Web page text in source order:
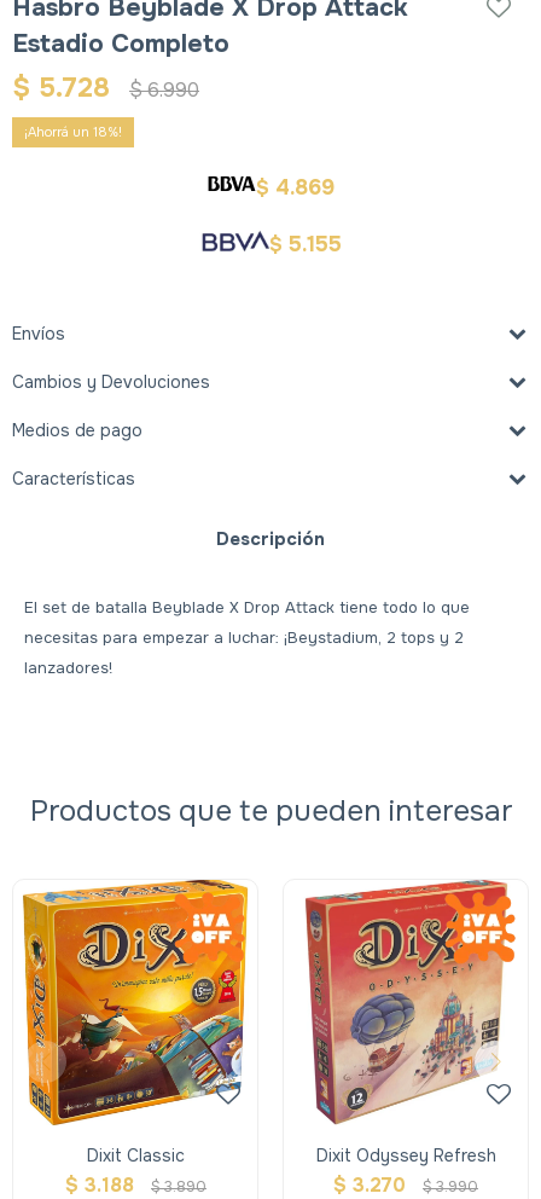
Hasbro Beyblade X Drop Attack
Estadio Completo
$ 5.728 $6.990
18
$ 4.869
$ 5.155
Envíos
Cambios y Devoluciones
Medios de pago
Características
Descripción
El set de batalla Beyblade X Drop Attack tiene todo lo que
necesitas para empezar a luchar: ¡Beystadium, 2 tops y 2
lanzadores!
Productos que te pueden interesar
Dixit Classic
$ 3.188 $3.890
Dixit Odyssey Refresh
$ 3.270 $3.990